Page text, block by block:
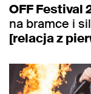
OFF Festival
na bramce i
[relacja z